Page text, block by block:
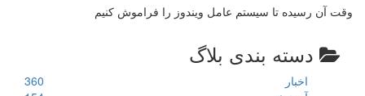
وقت آن رسیده تا سیستم عامل ویندوز را فراموش کنیم
دسته بندی بلاگ
اخبار
360